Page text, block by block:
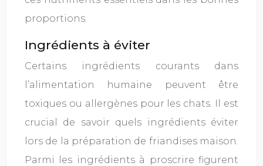
proportions.
Ingrédients à éviter
Certains ingrédients courants dans
l’alimentation humaine peuvent être
toxiques ou allergènes pour les chats. Il est
crucial de savoir quels ingrédients éviter
lors de la préparation de friandises maison.
Parmi les ingrédients à proscrire figurent